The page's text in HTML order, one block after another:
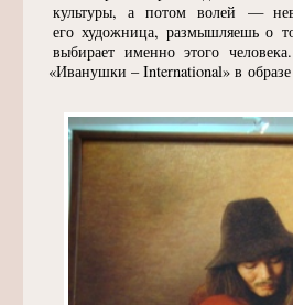
культуры, а потом волей —
его художница, размышляешь о
выбирает именно этого
«Иванушки – International» в образе